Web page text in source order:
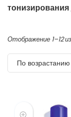
тонизирования
Отображение 1–12
По